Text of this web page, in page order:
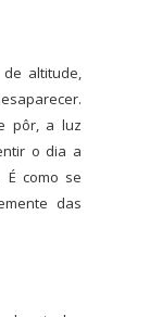
altitude,
pôr, a luz
o dia a
como se
das